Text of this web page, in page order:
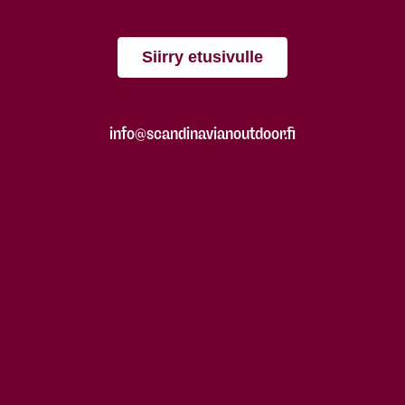
Siirry etusivulle
info@scandinavianoutdoor.fi